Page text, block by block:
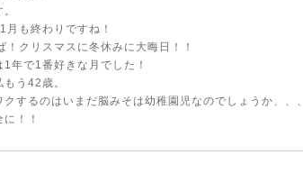
月も終わりですね！
！クリスマスに冬休みに大晦日！！
年で1番好きな月でした！
う42歳。
するのはいまだ脳みそは幼稚園児なのでしょうか、、、
！！